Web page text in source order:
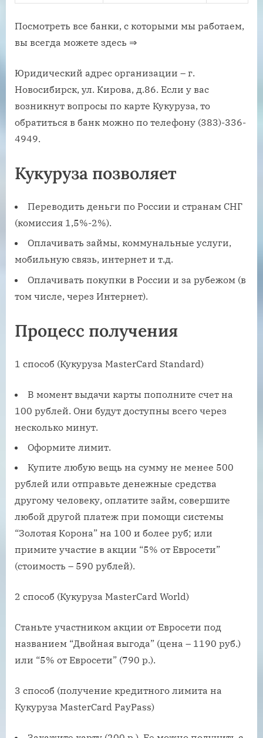
Посмотреть все банки, с которыми мы работаем,
вы всегда можете здесь ⇒
Юридический адрес организации – г.
Новосибирск, ул. Кирова, д.86. Если у вас
возникнут вопросы по карте Кукуруза, то
обратиться в банк можно по телефону (383)-336-
4949.
Кукуруза позволяет
Переводить деньги по России и странам СНГ
(комиссия 1,5%-2%).
Оплачивать займы, коммунальные услуги,
мобильную связь, интернет и т.д.
Оплачивать покупки в России и за рубежом (в
том числе, через Интернет).
Процесс получения
1 способ (Кукуруза MasterCard Standard)
В момент выдачи карты пополните счет на
100 рублей. Они будут доступны всего через
несколько минут.
Оформите лимит.
Купите любую вещь на сумму не менее 500
рублей или отправьте денежные средства
другому человеку, оплатите займ, совершите
любой другой платеж при помощи системы
“Золотая Корона” на 100 и более руб; или
примите участие в акции “5% от Евросети”
(стоимость – 590 рублей).
2 способ (Кукуруза MasterCard World)
Станьте участником акции от Евросети под
названием “Двойная выгода” (цена – 1190 руб.)
или “5% от Евросети” (790 р.).
3 способ (получение кредитного лимита на
Кукуруза MasterCard PayPass)